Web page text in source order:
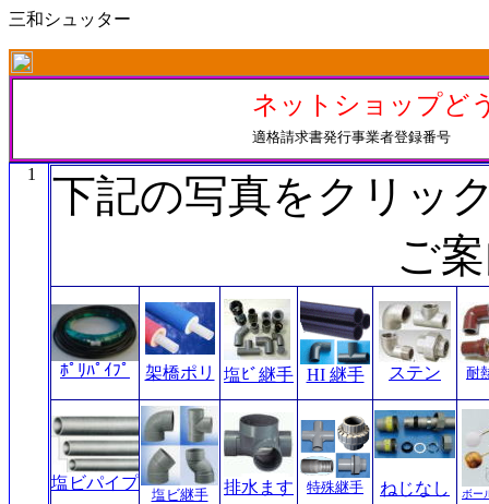
三和シュッター
ネットショップど
適格請求書発行事業者登録番号
1
下記の写真をクリッ
ご
ﾎﾟﾘﾊﾟｲﾌﾟ 架橋ポリ 塩ﾋﾞ継手 HI 継手 ステン 耐
塩ビパイプ
塩ビ継手 排水ます 特殊継手 ねじなし ボー